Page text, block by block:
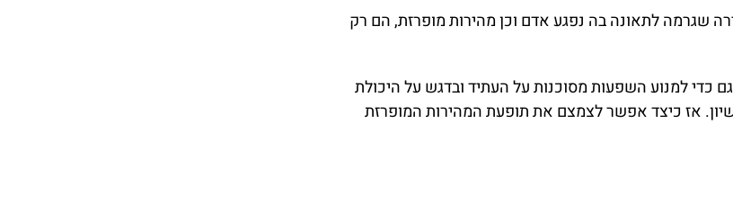
שגרמה לתאונה בה נפגע אדם וכן מהירות מופרזת, הם רק
כדי למנוע השפעות מסוכנות על העתיד ובדגש על היכולת
אז כיצד אפשר לצמצם את תופעת המהירות המופרזת